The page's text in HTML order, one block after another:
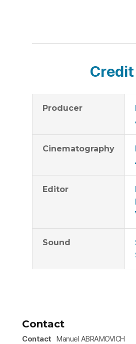
Credit
Producer
Cinematography
Editor
Sound
Contact
Contact Manuel ABRAMOVICH